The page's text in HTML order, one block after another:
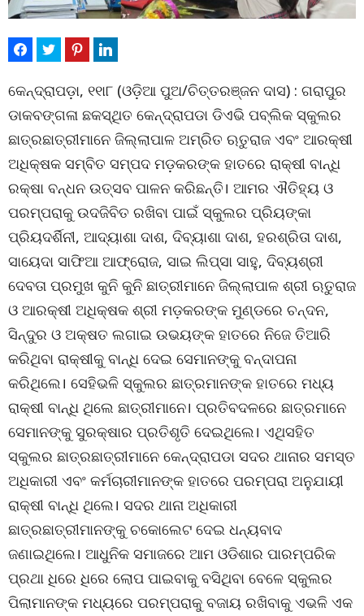
କେନ୍ଦ୍ରାପଡ଼ା, ୧୧ା୮ (ଓଡ଼ିଆ ପୁଅ/ଚିତ୍ତରଞ୍ଜନ ଦାସ) : ଗରାପୁର
ଡାକବଙ୍ଗଳା ଛକସ୍ଥିତ କେନ୍ଦ୍ରାପଡା ଡିଏଭି ପବ୍ଲିକ ସ୍କୁଲର
ଛାତ୍ରଛାତ୍ରୀମାନେ ଜିଲ୍ଲାପାଳ ଅମ୍ରିତ ଋତୁରାଜ ଏବଂ ଆରକ୍ଷୀ
ଅଧିକ୍ଷକ ସମ୍ବିତ ସମ୍ପଦ ମଡ଼କରଙ୍କ ହାତରେ ରାକ୍ଷୀ ବାନ୍ଧି
ରକ୍ଷା ବନ୍ଧନ ଉତ୍ସବ ପାଳନ କରିଛନ୍ତି। ଆମର ଐତିହ୍ୟ ଓ
ପରମ୍ପରାକୁ ଉଦଜିବିତ ରଖିବା ପାଇଁ ସ୍କୁଲର ପ୍ରିୟଙ୍କା
ପ୍ରିୟଦର୍ଶିନୀ, ଆଦ୍ୟାଶା ଦାଶ, ଦିବ୍ୟାଶା ଦାଶ, ହରଶ୍ରିତା ଦାଶ,
ସାୟେଦା ସାଫିଆ ଆଫ୍ରୋଜ, ସାଇ ଲିପ୍ସା ସାହୁ, ଦିବ୍ୟଶ୍ରୀ
ଦେବତା ପ୍ରମୁଖ କୁନି କୁନି ଛାତ୍ରୀମାନେ ଜିଲ୍ଲାପାଳ ଶ୍ରୀ ଋତୁରାଜ
ଓ ଆରକ୍ଷୀ ଅଧିକ୍ଷକ ଶ୍ରୀ ମଡ଼କରଙ୍କ ମୁଣ୍ଡରେ ଚନ୍ଦନ,
ସିନ୍ଦୁର ଓ ଅକ୍ଷତ ଲଗାଇ ଉଭୟଙ୍କ ହାତରେ ନିଜେ ତିଆରି
କରିଥିବା ରାକ୍ଷୀକୁ ବାନ୍ଧି ଦେଇ ସେମାନଙ୍କୁ ବନ୍ଦାପନା
କରିଥିଲେ। ସେହିଭଳି ସ୍କୁଲର ଛାତ୍ରମାନଙ୍କ ହାତରେ ମଧ୍ୟ
ରାକ୍ଷୀ ବାନ୍ଧି ଥିଲେ ଛାତ୍ରୀମାନେ। ପ୍ରତିବଦଳରେ ଛାତ୍ରମାନେ
ସେମାନଙ୍କୁ ସୁରକ୍ଷାର ପ୍ରତିଶୃତି ଦେଇଥିଲେ। ଏଥିସହିତ
ସ୍କୁଲର ଛାତ୍ରଛାତ୍ରୀମାନେ କେନ୍ଦ୍ରାପଡା ସଦର ଥାନାର ସମସ୍ତ
ଅଧିକାରୀ ଏବଂ କର୍ମଚାରୀମାନଙ୍କ ହାତରେ ପରମ୍ପରା ଅନୁଯାୟୀ
ରାକ୍ଷୀ ବାନ୍ଧି ଥିଲେ। ସଦର ଥାନା ଅଧିକାରୀ
ଛାତ୍ରଛାତ୍ରୀମାନଙ୍କୁ ଚକୋଲେଟ ଦେଇ ଧନ୍ୟବାଦ
ଜଣାଇଥିଲେ। ଆଧୁନିକ ସମାଜରେ ଆମ ଓଡିଶାର ପାରମ୍ପରିକ
ପ୍ରଥା ଧିରେ ଧିରେ ଲୋପ ପାଇବାକୁ ବସିଥିବା ବେଳେ ସ୍କୁଲର
ପିଲାମାନଙ୍କ ମଧ୍ୟରେ ପରମ୍ପରାକୁ ବଜାୟ ରଖିବାକୁ ଏଭଳି ଏକ